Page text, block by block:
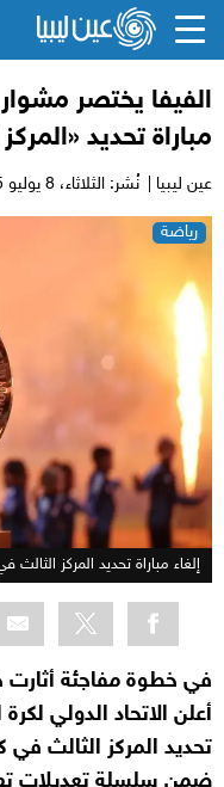
الفيفا يختصر
مباراة تحديد
عين ليبيا | نُشر: الثلاثاء،
رياضة
إلغاء مباراة تحديد المركز الثالث
في خطوة مفاجئة أثارت
أعلن الاتحاد الدولي
ضمن سلسلة تعديلات